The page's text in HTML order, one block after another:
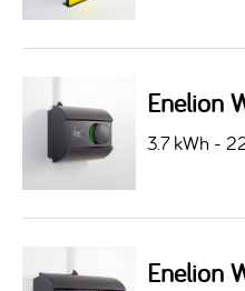
Enelion
3.7 kWh -
Enelion